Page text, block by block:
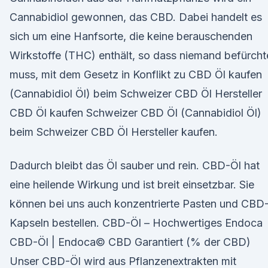
Cannabidiol gewonnen, das CBD. Dabei handelt es
sich um eine Hanfsorte, die keine berauschenden
Wirkstoffe (THC) enthält, so dass niemand
muss, mit dem Gesetz in Konflikt zu CBD Öl kaufen
(Cannabidiol Öl) beim Schweizer CBD Öl Hersteller
CBD Öl kaufen Schweizer CBD Öl (Cannabidiol Öl)
beim Schweizer CBD Öl Hersteller kaufen.
Dadurch bleibt das Öl sauber und rein. CBD-Öl hat
eine heilende Wirkung und ist breit einsetzbar. Sie
können bei uns auch konzentrierte Pasten und
Kapseln bestellen. CBD-Öl – Hochwertiges Endoca
CBD-Öl | Endoca© CBD Garantiert (% der CBD)
Unser CBD-Öl wird aus Pflanzenextrakten mit